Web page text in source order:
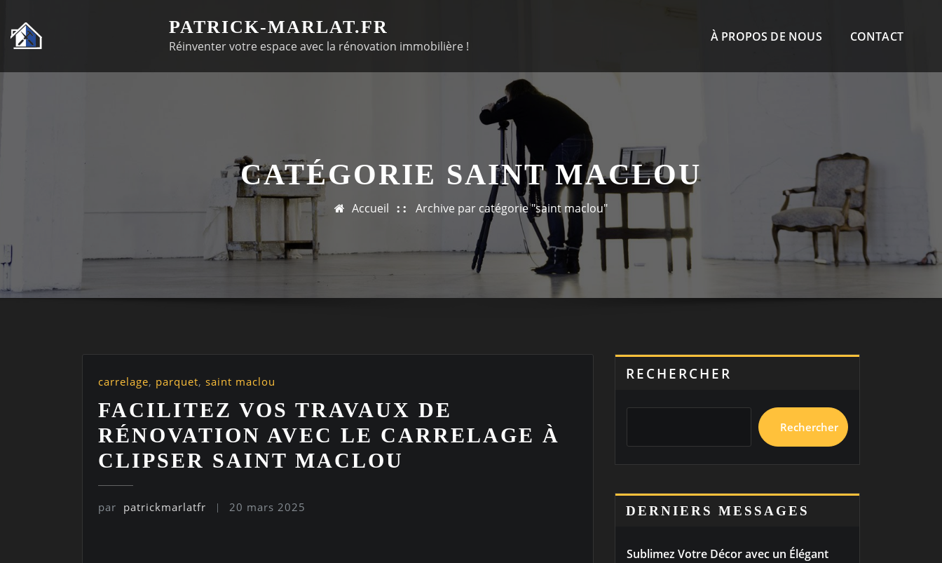
au
contenu
PATRICK-MARLAT.FR
Réinventer votre espace avec la rénovation immobilière !
À PROPOS DE NOUS CONTACT
CATÉGORIE SAINT MACLOU
Accueil Archive par catégorie "saint maclou"
carrelage, parquet, saint maclou
FACILITEZ VOS TRAVAUX DE
RÉNOVATION AVEC LE CARRELAGE À
CLIPSER SAINT MACLOU
par patrickmarlatfr 20 mars 2025
RECHERCHER
Rechercher
DERNIERS MESSAGES
Sublimez Votre Décor avec un Élégant